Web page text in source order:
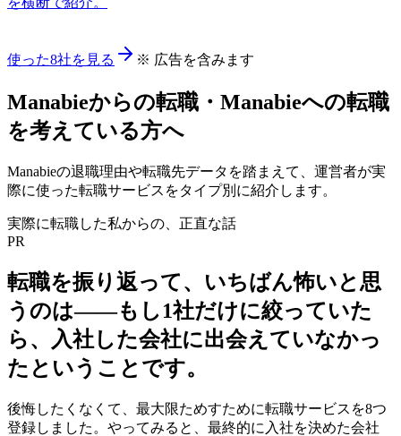
使った8社を見る ※ 広告を含みます
Manabieからの転職・ Manabieへの転職
を考えている方へ
Manabieの退職理由や転職先データを踏まえて、運営者が実
際に使った転職サービスをタイプ別に紹介します。
実際に転職した私からの、正直な話
PR
転職を振り返って、いちばん怖いと思
うのは——もし1社だけに絞っていた
ら、入社した会社に出会えていなかっ
た ということです。
後悔したくなくて、最大限ためすために転職サービスを8つ
登録しました。やってみると、最終的に入社を決めた会社